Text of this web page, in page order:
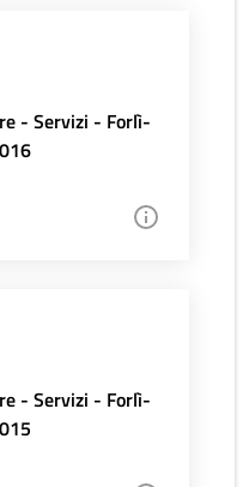
- Servizi - Forlì-
- Servizi - Forlì-